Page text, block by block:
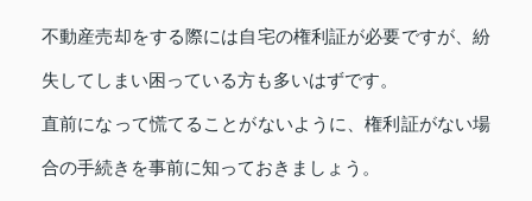
不動産売却をする際には自宅の権利証が必要ですが、紛
失してしまい困っている方も多いはずです。
直前になって慌てることがないように、権利証がない場
合の手続きを事前に知っておきましょう。